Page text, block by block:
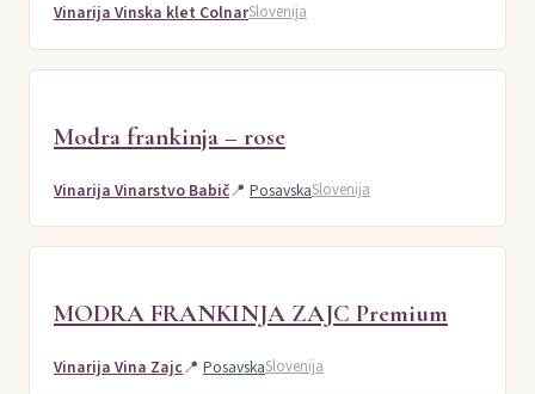
Vinarija Vinska klet ColnarSlovenija
Modra frankinja – rose
Vinarija Vinarstvo Babič📍 PosavskaSlovenija
MODRA FRANKINJA ZAJC Premium
Vinarija Vina Zajc📍 PosavskaSlovenija